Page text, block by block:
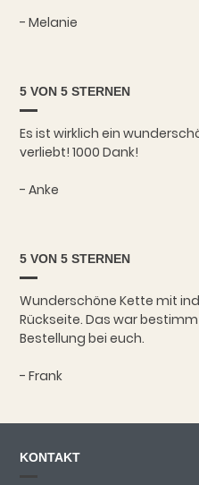
- Melanie
5 VON 5 STERNEN
Es ist wirklich ein
verliebt! 1000 Dank!
- Anke
5 VON 5 STERNEN
Wunderschöne Kette mit
Rückseite. Das war
Bestellung bei euch.
- Frank
KONTAKT